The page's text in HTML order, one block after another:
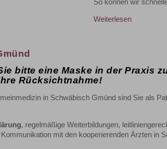
So können wir
Weiterlesen
bitte eine Maske in der Praxis
Rücksichtnahme!
in Schwäbisch Gmünd sind Sie als
, regelmäßige Weiterbildungen,
mit den kooperierenden Ärzten in